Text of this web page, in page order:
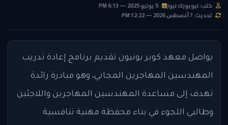
كتب: نيويورك نيوز
تحديث: 7 أغسطس 2026 — 12:22 PM
يواصل معهد كوبر يونيون تقديم برنامج إعادة تدريب
المهندسين المهاجرين المجاني، وهو مبادرة رائدة
تهدف إلى مساعدة المهندسين المهاجرين واللاجئين
وطالبي اللجوء في بناء محفظة مهنية تنافسية